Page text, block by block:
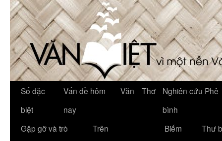
Số đặc
biệt
Vấn đề hôm
nay
Văn Thơ
Nghiên cứu Phê
bình
Gặp gỡ và trò
Trên
Biếm
Thư